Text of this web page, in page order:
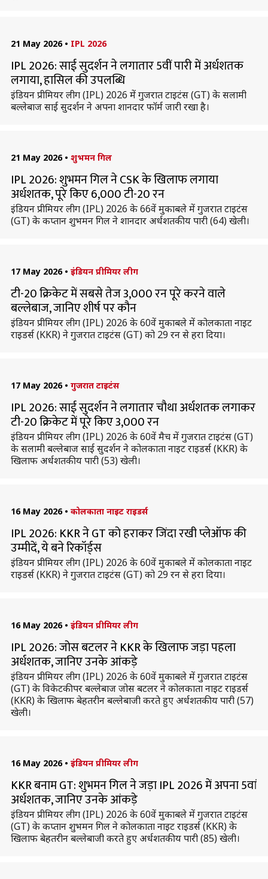
21 May 2026 • IPL 2026
IPL 2026: साई सुदर्शन ने लगातार 5वीं पारी में अर्धशतक
लगाया, हासिल की उपलब्धि
इंडियन प्रीमियर लीग (IPL) 2026 में गुजरात टाइटंस (GT) के सलामी
बल्लेबाज साई सुदर्शन ने अपना शानदार फॉर्म जारी रखा है।
21 May 2026 • शुभमन गिल
IPL 2026: शुभमन गिल ने CSK के खिलाफ लगाया
अर्धशतक, पूरे किए 6,000 टी-20 रन
इंडियन प्रीमियर लीग (IPL) 2026 के 66वें मुकाबले में गुजरात टाइटंस
(GT) के कप्तान शुभमन गिल ने शानदार अर्धशतकीय पारी (64) खेली।
17 May 2026 • इंडियन प्रीमियर लीग
टी-20 क्रिकेट में सबसे तेज 3,000 रन पूरे करने वाले
बल्लेबाज, जानिए शीर्ष पर कौन
इंडियन प्रीमियर लीग (IPL) 2026 के 60वें मुकाबले में कोलकाता नाइट
राइडर्स (KKR) ने गुजरात टाइटंस (GT) को 29 रन से हरा दिया।
17 May 2026 • गुजरात टाइटंस
IPL 2026: साई सुदर्शन ने लगातार चौथा अर्धशतक लगाकर
टी-20 क्रिकेट में पूरे किए 3,000 रन
इंडियन प्रीमियर लीग (IPL) 2026 के 60वें मैच में गुजरात टाइटंस (GT)
के सलामी बल्लेबाज साई सुदर्शन ने कोलकाता नाइट राइडर्स (KKR) के
खिलाफ अर्धशतकीय पारी (53) खेली।
16 May 2026 • कोलकाता नाइट राइडर्स
IPL 2026: KKR ने GT को हराकर जिंदा रखी प्लेऑफ की
उम्मीदें, ये बने रिकॉर्ड्स
इंडियन प्रीमियर लीग (IPL) 2026 के 60वें मुकाबले में कोलकाता नाइट
राइडर्स (KKR) ने गुजरात टाइटंस (GT) को 29 रन से हरा दिया।
16 May 2026 • इंडियन प्रीमियर लीग
IPL 2026: जोस बटलर ने KKR के खिलाफ जड़ा पहला
अर्धशतक, जानिए उनके आंकड़े
इंडियन प्रीमियर लीग (IPL) 2026 के 60वें मुकाबले में गुजरात टाइटंस
(GT) के विकेटकीपर बल्लेबाज जोस बटलर ने कोलकाता नाइट राइडर्स
(KKR) के खिलाफ बेहतरीन बल्लेबाजी करते हुए अर्धशतकीय पारी (57)
खेली।
16 May 2026 • इंडियन प्रीमियर लीग
KKR बनाम GT: शुभमन गिल ने जड़ा IPL 2026 में अपना 5वां
अर्धशतक, जानिए उनके आंकड़े
इंडियन प्रीमियर लीग (IPL) 2026 के 60वें मुकाबले में गुजरात टाइटंस
(GT) के कप्तान शुभमन गिल ने कोलकाता नाइट राइडर्स (KKR) के
खिलाफ बेहतरीन बल्लेबाजी करते हुए अर्धशतकीय पारी (85) खेली।